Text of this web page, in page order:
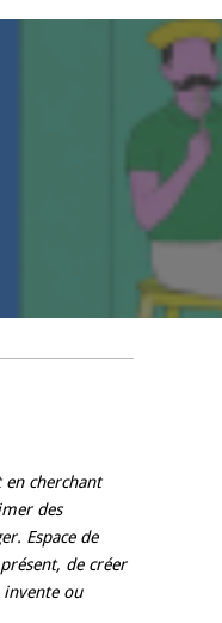
cherchant
des
Espace de
de créer
ou